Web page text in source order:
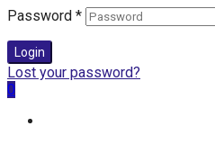
Password *
Login
Lost your password?
0